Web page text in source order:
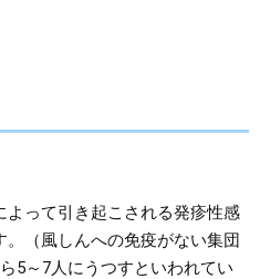
って引き起こされる発疹性感
（風しんへの免疫がない集団
5～7人にうつすといわれてい